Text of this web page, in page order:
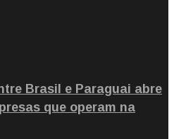
Brasil e Paraguai abre
que operam na